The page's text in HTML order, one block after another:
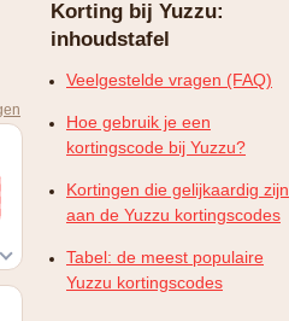
Plopsaland Theater Hotel
WONDR
FAQ – Veelgestelde vragen
Korting bij Yuzzu:
inhoudstafel
Veelgestelde vragen (FAQ)
Hoe gebruik je een
kortingscode bij Yuzzu?
Kortingen die gelijkaardig zijn
aan de Yuzzu kortingscodes
Tabel: de meest populaire
Yuzzu kortingscodes